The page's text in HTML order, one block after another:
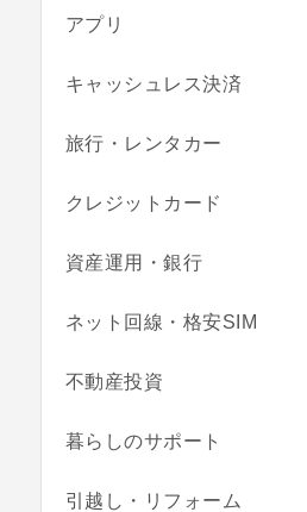
アプリ
キャッシュレス決済
旅行・レンタカー
クレジットカード
資産運用・銀行
ネット回線・格安SIM
不動産投資
暮らしのサポート
引越し・リフォーム